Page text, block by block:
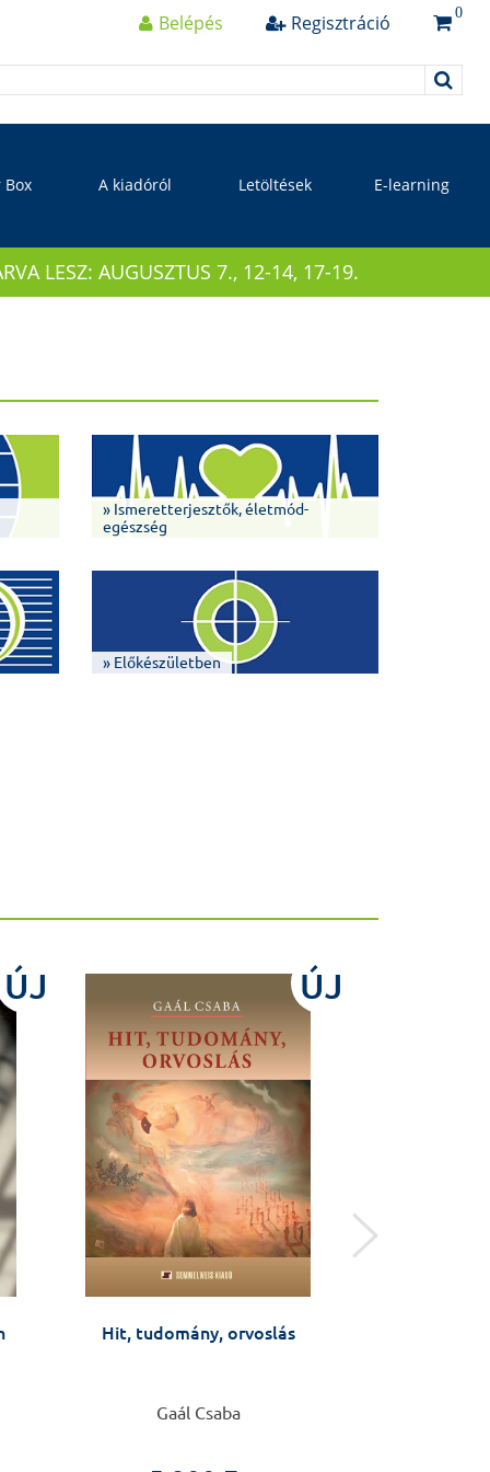
Belépés Regisztráció 0
Box A kiadóról Letöltések E-learning
LESZ: AUGUSZTUS 7., 12-14, 17-19.
» Ismeretterjesztők, életmód-
egészség
» Előkészületben
ÚJ ÚJ
Hit, tudomány, orvoslás
Gaál Csaba